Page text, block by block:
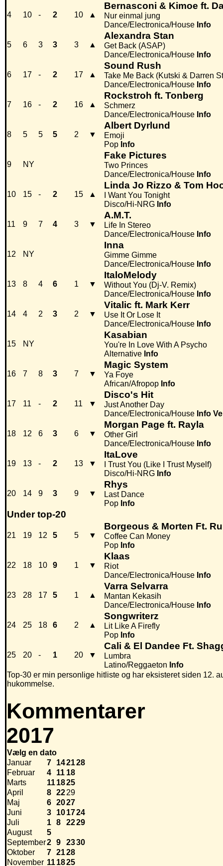
4 10 - 2 10 ▲
Bernasconi & Kimoe ft.
Nur einmal jung
Dance/Electronica/House Info
5 6 3 3 3 ▲
Alexandra Stan
Get Back (ASAP)
Dance/Electronica/House Info
6 17 - 2 17 ▲
Sound Rush
Take Me Back (Kutski & Darren
Dance/Electronica/House Info
7 16 - 2 16 ▲
Rockstroh ft. Tonberg
Schmerz
Dance/Electronica/House Info
8 5 5 5 2 ▼
Albert Dyrlund
Emoji
Pop Info
9 NY
Fake Pictures
Two Princes
Dance/Electronica/House Info
10 15 - 2 15 ▲
Linda Jo Rizzo & Tom
I Want You Tonight
Disco/Hi-NRG Info
11 9 7 4 3 ▼
A.M.T.
Life In Stereo
Dance/Electronica/House Info
12 NY
Inna
Gimme Gimme
Dance/Electronica/House Info
13 8 4 6 1 ▼
ItaloMelody
Without You (Dj-V. Remix)
Dance/Electronica/House Info
14 4 2 3 2 ▼
Vitalic ft. Mark Kerr
Use It Or Lose It
Dance/Electronica/House Info
15 NY
Kasabian
You're In Love With A Psycho
Alternative Info
16 7 8 3 7 ▼
Magic System
Ya Foye
African/Afropop Info
17 11 - 2 11 ▼
Disco's Hit
Just Another Day
Dance/Electronica/House Info
18 12 6 3 6 ▼
Morgan Page ft. Rayla
Other Girl
Dance/Electronica/House Info
19 13 - 2 13 ▼
ItaLove
I Trust You (Like I Trust Myself)
Disco/Hi-NRG Info
20 14 9 3 9 ▼
Rhys
Last Dance
Pop Info
Under top-20
21 19 12 5 5 ▼
Borgeous & Morten Ft.
Coffee Can Money
Pop Info
22 18 10 9 1 ▼
Klaas
Riot
Dance/Electronica/House Info
23 28 17 5 1 ▲
Varra Selvarra
Mantan Kekasih
Dance/Electronica/House Info
24 25 18 6 2 ▲
Songwriterz
Lit Like A Firefly
Pop Info
25 20 - 1 20 ▼
Cali & El Dandee Ft.
Lumbra
Latino/Reggaeton Info
Top-30 er min personlige hitliste og har eksisteret siden 12.
hukommelse.
Kommentarer
2017
Vælg en dato
Januar
7 142128
Februar
4 11 18
Marts
111825
April
8 2229
Maj
6 2027
Juni
3 101724
Juli
1 8 2229
August
5
September2 9 2330
Oktober
7 2128
November 111825